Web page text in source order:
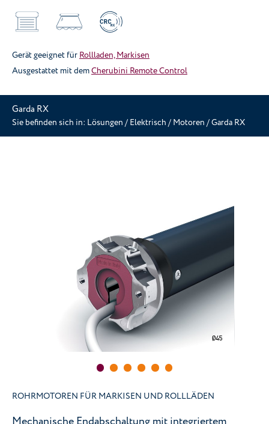
Gerät geeignet für Rollladen, Markisen
Ausgestattet mit demCherubini Remote Control
Garda RX
Sie befinden sich in: Lösungen / Elektrisch / Motoren /Garda RX
ROHRMOTOREN FÜR MARKISEN UND ROLLLÄDEN